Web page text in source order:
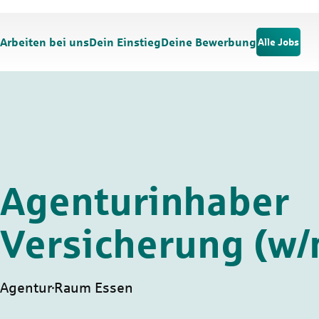
Arbeiten bei unsDein EinstiegDeine Bewerbung Alle Jobs
Agenturinhaber
Versicherung
Agentur Raum Essen